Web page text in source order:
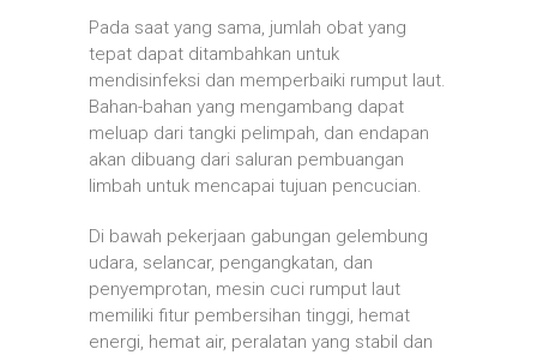
Pada saat yang sama, jumlah obat yang
tepat dapat ditambahkan untuk
mendisinfeksi dan memperbaiki rumput laut.
Bahan-bahan yang mengambang dapat
meluap dari tangki pelimpah, dan endapan
akan dibuang dari saluran pembuangan
limbah untuk mencapai tujuan pencucian.
Di bawah pekerjaan gabungan gelembung
udara, selancar, pengangkatan, dan
penyemprotan, mesin cuci rumput laut
memiliki fitur pembersihan tinggi, hemat
energi, hemat air, peralatan yang stabil dan